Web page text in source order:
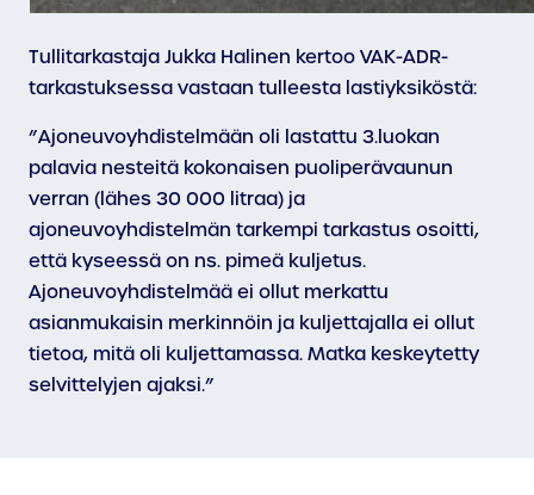
Tullitarkastaja Jukka Halinen kertoo VAK-ADR-
tarkastuksessa vastaan tulleesta lastiyksiköstä:
”Ajoneuvoyhdistelmään oli lastattu 3.luokan
palavia nesteitä kokonaisen puoliperävaunun
verran (lähes 30 000 litraa) ja
ajoneuvoyhdistelmän tarkempi tarkastus osoitti,
että kyseessä on ns. pimeä kuljetus.
Ajoneuvoyhdistelmää ei ollut merkattu
asianmukaisin merkinnöin ja kuljettajalla ei ollut
tietoa, mitä oli kuljettamassa. Matka keskeytetty
selvittelyjen ajaksi.”